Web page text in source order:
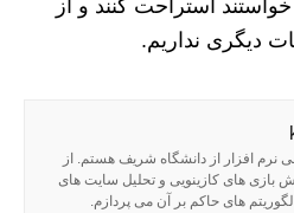
استراحت کنند و از
دیگری نداریم.
نرم افزار از دانشگاه شریف هستم. از
به آموزش بازی های کازینویی و تحلیل سایت های
های حاکم بر آن می پردازم.